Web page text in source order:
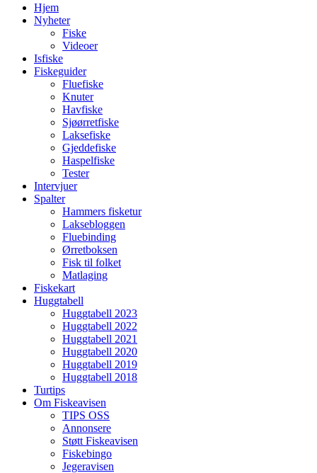
Hjem
Nyheter
Fiske
Videoer
Isfiske
Fiskeguider
Fluefiske
Knuter
Havfiske
Sjøørretfiske
Laksefiske
Gjeddefiske
Haspelfiske
Tester
Intervjuer
Spalter
Hammers fisketur
Laksebloggen
Fluebinding
Ørretboksen
Fisk til folket
Matlaging
Fiskekart
Huggtabell
Huggtabell 2023
Huggtabell 2022
Huggtabell 2021
Huggtabell 2020
Huggtabell 2019
Huggtabell 2018
Turtips
Om Fiskeavisen
TIPS OSS
Annonsere
Støtt Fiskeavisen
Fiskebingo
Jegeravisen